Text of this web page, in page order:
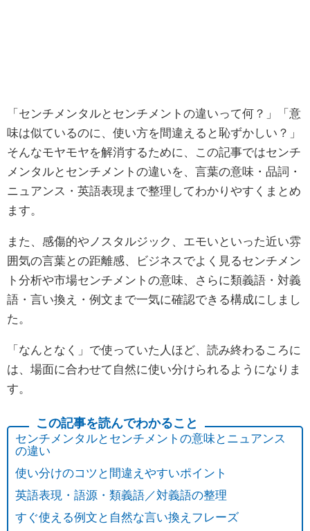
「センチメンタルとセンチメントの違いって何？」「意
味は似ているのに、使い方を間違えると恥ずかしい？」
そんなモヤモヤを解消するために、この記事ではセンチ
メンタルとセンチメントの違いを、言葉の意味・品詞・
ニュアンス・英語表現まで整理してわかりやすくまとめ
ます。
また、感傷的やノスタルジック、エモいといった近い雰
囲気の言葉との距離感、ビジネスでよく見るセンチメン
ト分析や市場センチメントの意味、さらに類義語・対義
語・言い換え・例文まで一気に確認できる構成にしまし
た。
「なんとなく」で使っていた人ほど、読み終わるころに
は、場面に合わせて自然に使い分けられるようになりま
す。
センチメンタルとセンチメントの意味とニュアンス
の違い
使い分けのコツと間違えやすいポイント
英語表現・語源・類義語／対義語の整理
すぐ使える例文と自然な言い換えフレーズ